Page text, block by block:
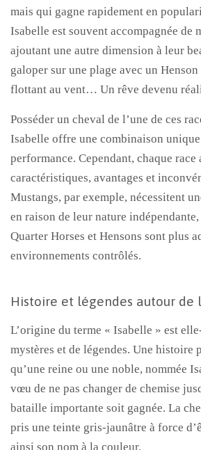
mais qui gagne rapidement en
Isabelle est souvent accompagnée de
ajoutant une autre dimension à leur
galoper sur une plage avec un
flottant au vent… Un rêve devenu
Posséder un cheval de l’une de ces
Isabelle offre une combinaison unique
performance. Cependant, chaque race
caractéristiques, avantages et
Mustangs, par exemple, nécessitent
en raison de leur nature
Quarter Horses et Hensons sont plus
environnements contrôlés.
Histoire et légendes autour de
L’origine du terme « Isabelle » est
mystères et de légendes. Une histoire
qu’une reine ou une noble, nommée
vœu de ne pas changer de chemise
bataille importante soit gagnée. La
pris une teinte gris-jaunâtre à force
ainsi son nom à la couleur.